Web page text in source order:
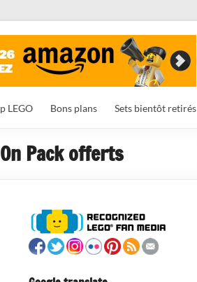
LEGO Bons plans Sets bientôt retirés
Pack offerts